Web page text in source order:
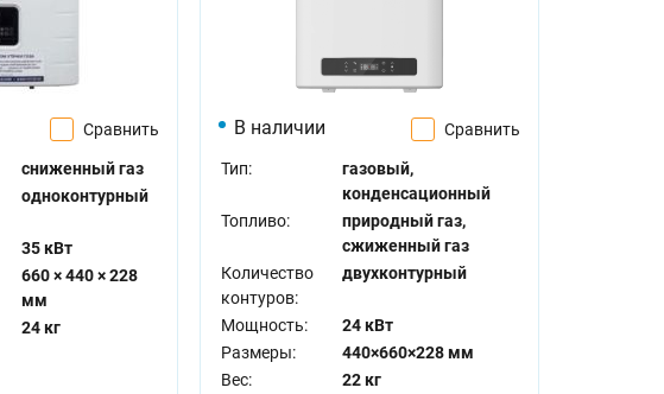
Сравнить
сниженный газ
одноконтурный
35 кВт
660 × 440 × 228
мм
24 кг
В наличии Сравнить
Тип:
газовый,
конденсационный
Топливо:
природный газ,
сжиженный газ
Количество
контуров:
двухконтурный
Мощность:
24 кВт
Размеры:
440×660×228 мм
Вес:
22 кг